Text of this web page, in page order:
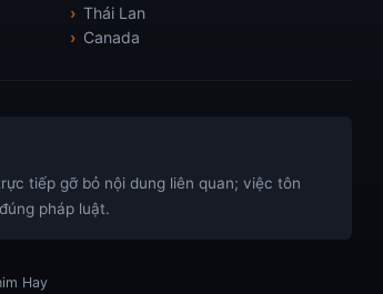
Thái Lan
Canada
tiếp gỡ bỏ nội dung liên quan; việc tôn
pháp luật.
Hay